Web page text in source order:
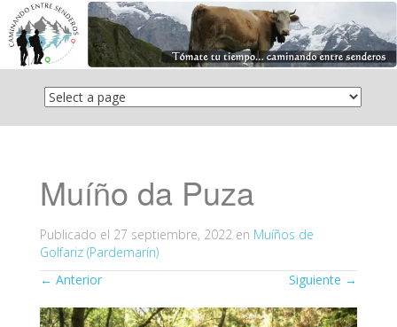
Saltar
contenido
Muíño da Puza
Publicado el 27 septiembre, 2022 en Muíños de
Golfariz (Pardemarín)
← Anterior Siguiente →